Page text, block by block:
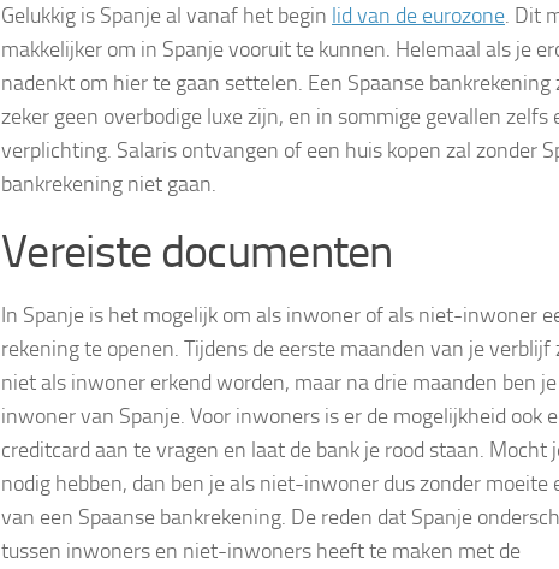
Gelukkig is Spanje al vanaf het begin lid van de eurozone. Dit
makkelijker om in Spanje vooruit te kunnen. Helemaal als je
nadenkt om hier te gaan settelen. Een Spaanse bankrekening
zeker geen overbodige luxe zijn, en in sommige gevallen zelfs
verplichting. Salaris ontvangen of een huis kopen zal zonder
bankrekening niet gaan.
Vereiste documenten
In Spanje is het mogelijk om als inwoner of als niet-inwoner
rekening te openen. Tijdens de eerste maanden van je verblijf
niet als inwoner erkend worden, maar na drie maanden ben
inwoner van Spanje. Voor inwoners is er de mogelijkheid ook
creditcard aan te vragen en laat de bank je rood staan. Mocht
nodig hebben, dan ben je als niet-inwoner dus zonder moeite
van een Spaanse bankrekening. De reden dat Spanje
tussen inwoners en niet-inwoners heeft te maken met de